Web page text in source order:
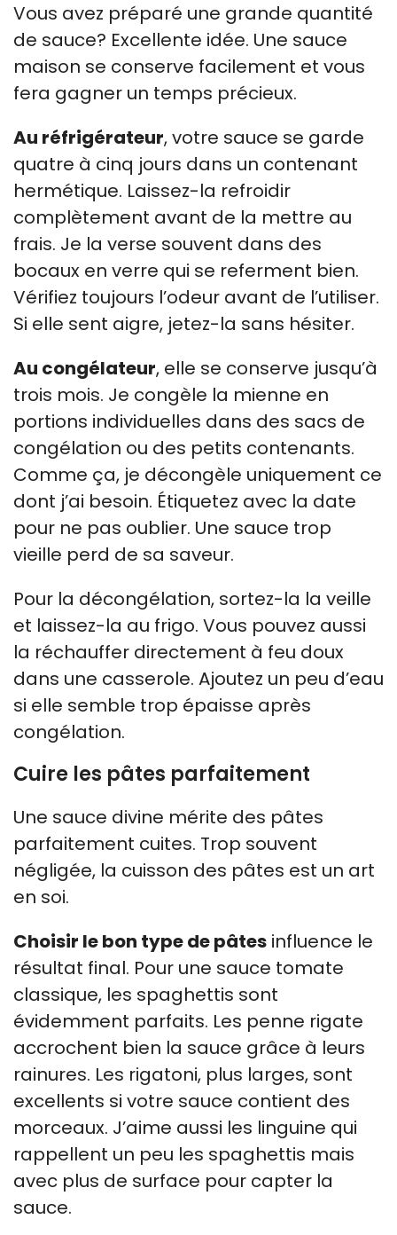
Vous avez préparé une grande quantité
de sauce? Excellente idée. Une sauce
maison se conserve facilement et vous
fera gagner un temps précieux.
Au réfrigérateur, votre sauce se garde
quatre à cinq jours dans un contenant
hermétique. Laissez-la refroidir
complètement avant de la mettre au
frais. Je la verse souvent dans des
bocaux en verre qui se referment bien.
Vérifiez toujours l’odeur avant de l’utiliser.
Si elle sent aigre, jetez-la sans hésiter.
Au congélateur, elle se conserve jusqu’à
trois mois. Je congèle la mienne en
portions individuelles dans des sacs de
congélation ou des petits contenants.
Comme ça, je décongèle uniquement ce
dont j’ai besoin. Étiquetez avec la date
pour ne pas oublier. Une sauce trop
vieille perd de sa saveur.
Pour la décongélation, sortez-la la veille
et laissez-la au frigo. Vous pouvez aussi
la réchauffer directement à feu doux
dans une casserole. Ajoutez un peu d’eau
si elle semble trop épaisse après
congélation.
Cuire les pâtes parfaitement
Une sauce divine mérite des pâtes
parfaitement cuites. Trop souvent
négligée, la cuisson des pâtes est un art
en soi.
Choisir le bon type de pâtes influence le
résultat final. Pour une sauce tomate
classique, les spaghettis sont
évidemment parfaits. Les penne rigate
accrochent bien la sauce grâce à leurs
rainures. Les rigatoni, plus larges, sont
excellents si votre sauce contient des
morceaux. J’aime aussi les linguine qui
rappellent un peu les spaghettis mais
avec plus de surface pour capter la
sauce.